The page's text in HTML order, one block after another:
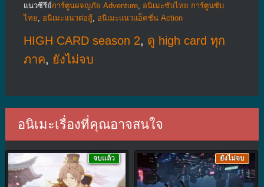
แนวซีรีย์การ์ตูนผจญภัย Adventure, อนิเมะซับไทย การ์ตูนซับ
ไทย
อนิเมะแนวต่อสู้, อนิเมะแนวแอ็คชั่น Action
HIGH CARD season 2, ดู high card ทุก
ภาค, ยังไม่จบ
อนิเมะเรื่องที่คุณอาจสนใจ
จบแล้ว ยังไม่จบ